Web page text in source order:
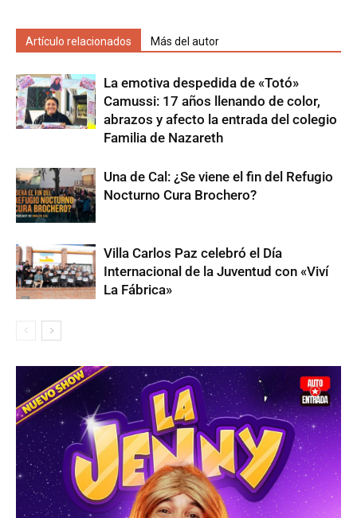
Artículo relacionados Más del autor
La emotiva despedida de «Totó»
Camussi: 17 años llenando de color,
abrazos y afecto la entrada del colegio
Familia de Nazareth
Una de Cal: ¿Se viene el fin del Refugio
Nocturno Cura Brochero?
Villa Carlos Paz celebró el Día
Internacional de la Juventud con «Viví
La Fábrica»